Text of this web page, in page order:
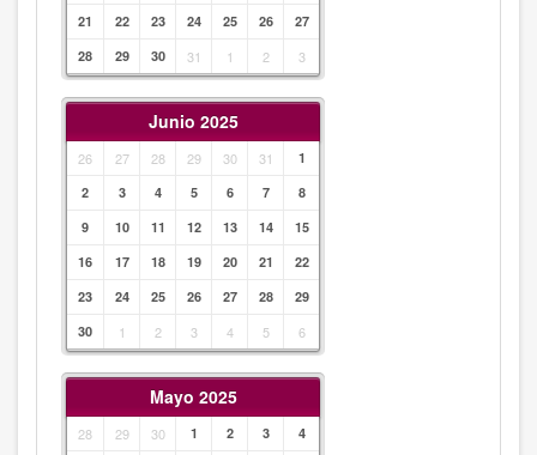
21
22 23 24 25 26
27
28
29 30 31 1 2 3
Junio 2025
26 27 28 29 30 31
1
2
3 4 5 6 7
8
9
10 11 12 13 14
15
16
17 18 19 20 21
22
23
24 25 26 27 28
29
30
1 2 3 4 5 6
Mayo 2025
28 29 30 1 2 3 4